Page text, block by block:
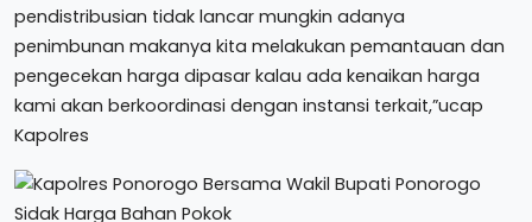
pendistribusian tidak lancar mungkin adanya
penimbunan makanya kita melakukan pemantauan dan
pengecekan harga dipasar kalau ada kenaikan harga
kami akan berkoordinasi dengan instansi terkait,”ucap
Kapolres